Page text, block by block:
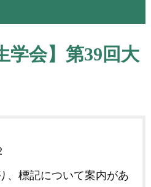
学会】第39回大
、標記について案内があ